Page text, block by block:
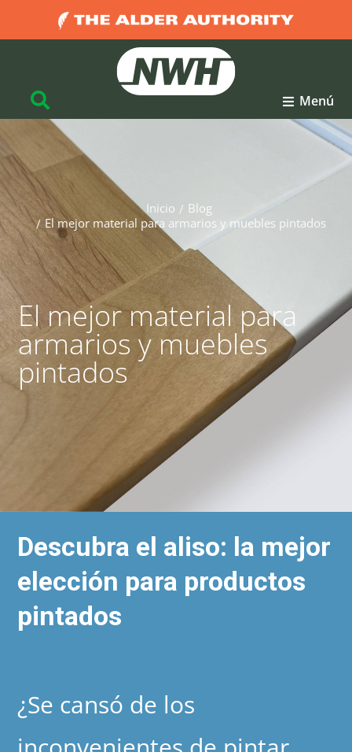
Menú
Estás aquí: Inicio
Blog
El mejor material para armarios y muebles pintados
El mejor material para
armarios y muebles
pintados
Descubra el aliso: la mejor
elección para productos
pintados
¿Se cansó de los